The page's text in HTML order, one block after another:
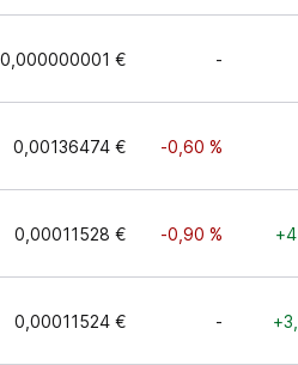
0,000000001 € -
0,00136474 € -0,60 %
0,00011528 € -0,90 %
0,00011524 € -